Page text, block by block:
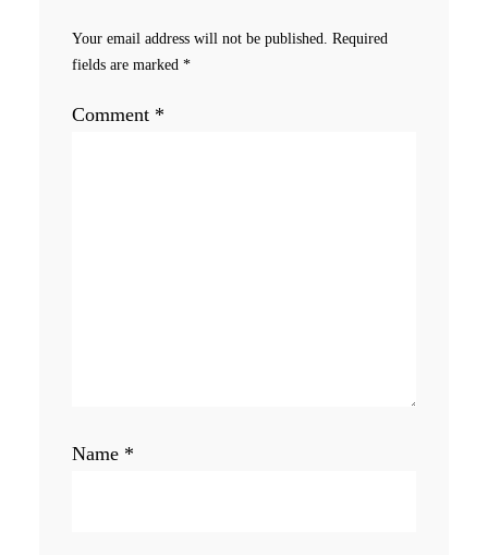
Your email address will not be published.
Required
fields are marked *
Comment *
Name *